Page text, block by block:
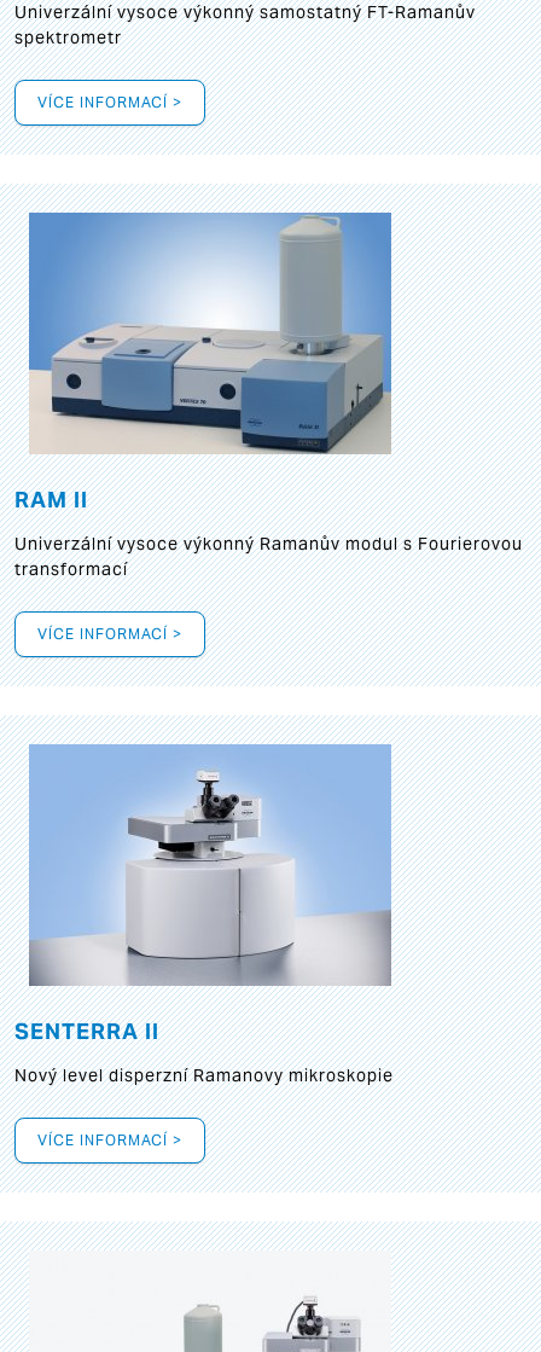
Univerzální vysoce výkonný samostatný FT-Ramanův
spektrometr
VÍCE INFORMACÍ >
RAM II
Univerzální vysoce výkonný Ramanův modul s Fourierovou
transformací
VÍCE INFORMACÍ >
SENTERRA II
Nový level disperzní Ramanovy mikroskopie
VÍCE INFORMACÍ >